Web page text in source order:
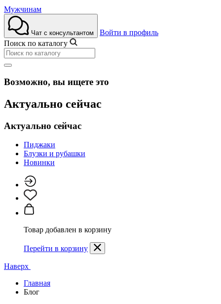
Мужчинам
Чат с консультантом
Войти в профиль
Поиск по каталогу
Возможно, вы ищете это
Актуально сейчас
Актуально сейчас
Пиджаки
Блузки и рубашки
Новинки
Товар добавлен в корзину
Перейти в корзину
Наверх
Главная
Блог